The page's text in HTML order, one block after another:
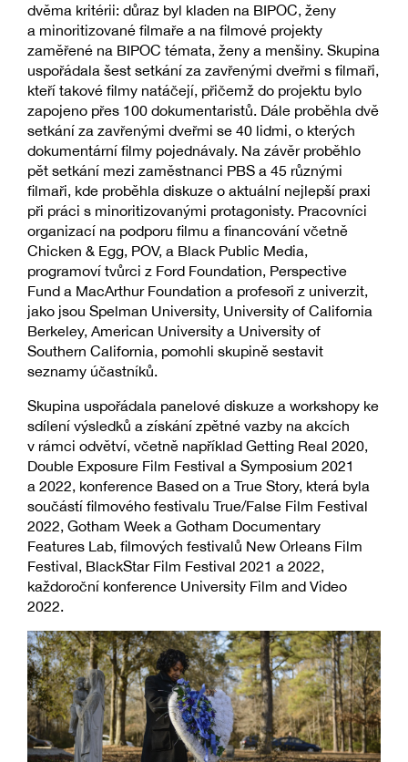
dvěma kritérii: důraz byl kladen na BIPOC, ženy
a minoritizované filmaře a na filmové projekty
zaměřené na BIPOC témata, ženy a menšiny. Skupina
uspořádala šest setkání za zavřenými dveřmi s filmaři,
kteří takové filmy natáčejí, přičemž do projektu bylo
zapojeno přes 100 dokumentaristů. Dále proběhla dvě
setkání za zavřenými dveřmi se 40 lidmi, o kterých
dokumentární filmy pojednávaly. Na závěr proběhlo
pět setkání mezi zaměstnanci PBS a 45 různými
filmaři, kde proběhla diskuze o aktuální nejlepší praxi
při práci s minoritizovanými protagonisty. Pracovníci
organizací na podporu filmu a financování včetně
Chicken & Egg, POV, a Black Public Media,
programoví tvůrci z Ford Foundation, Perspective
Fund a MacArthur Foundation a profesoři z univerzit,
jako jsou Spelman University, University of California
Berkeley, American University a University of
Southern California, pomohli skupině sestavit
seznamy účastníků.
Skupina uspořádala panelové diskuze a workshopy ke
sdílení výsledků a získání zpětné vazby na akcích
v rámci odvětví, včetně například Getting Real 2020,
Double Exposure Film Festival a Symposium 2021
a 2022, konference Based on a True Story, která byla
součástí filmového festivalu True/False Film Festival
2022, Gotham Week a Gotham Documentary
Features Lab, filmových festivalů New Orleans Film
Festival, BlackStar Film Festival 2021 a 2022,
každoroční konference University Film and Video
2022.